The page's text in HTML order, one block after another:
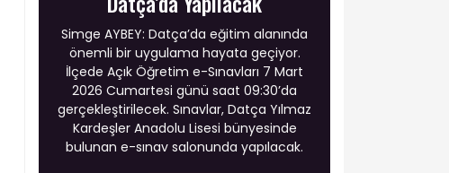
Simge AYBEY: Datça’da eğitim alanında
önemli bir uygulama hayata geçiyor.
İlçede Açık Öğretim e-Sınavları 7 Mart
2026 Cumartesi günü saat 09:30’da
gerçekleştirilecek. Sınavlar, Datça Yılmaz
Kardeşler Anadolu Lisesi bünyesinde
bulunan e-sınav salonunda yapılacak.